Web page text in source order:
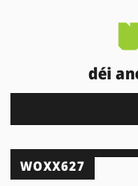
déi
WOXX627